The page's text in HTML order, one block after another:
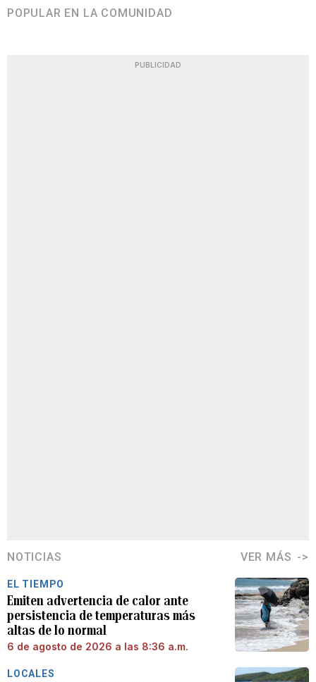
POPULAR EN LA COMUNIDAD
PUBLICIDAD
NOTICIAS VER MÁS
EL TIEMPO
Emiten advertencia de calor ante
persistencia de temperaturas más
altas de lo normal
6 de agosto de 2026 a las 8:36 a.m.
LOCALES